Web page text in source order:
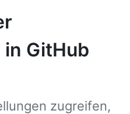
GitHub
zugreifen,